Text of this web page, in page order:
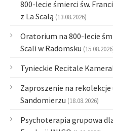
800-lecie śmierci św.
z La Scalą (13.08.2026)
Oratorium na 800-lecie
Scali w Radomsku
Tynieckie Recitale
Zaproszenie na
Sandomierzu (18.08.2026)
Psychoterapia grupowa